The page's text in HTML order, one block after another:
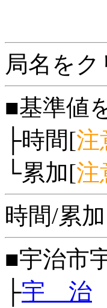
局名を
■基準値
├時間[注
└累加[注
時間/累
■宇治市
├宇 治